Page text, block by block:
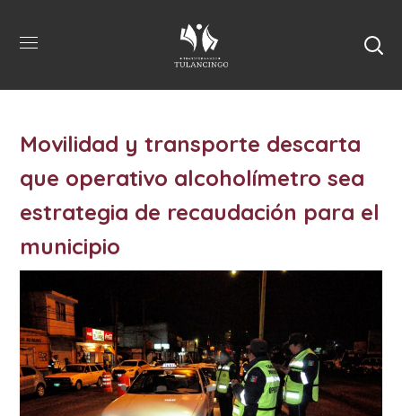
Movilidad y transporte descarta
que operativo alcoholímetro sea
estrategia de recaudación para el
municipio